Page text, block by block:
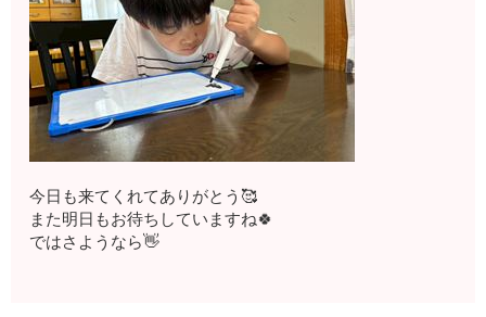
今日も来てくれてありがとう🥰
また明日もお待ちしていますね🍀
ではさようなら👋